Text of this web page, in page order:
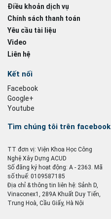
Điều khoản dịch vụ
Chính sách thanh toán
Yêu cầu tài liệu
Video
Liên hệ
Kết nối
Facebook
Google+
Youtube
Tìm chúng tôi trên facebook
TT đơn vị: Viện Khoa Học Công
Nghệ Xây Dựng ACUD
Số đăng ký hoạt động: A - 2363. Mã
số thuế: 0109587185
Địa chỉ & thông tin liên hệ: Sảnh D,
Vinaconex1, 289A Khuất Duy Tiến,
Trung Hoà, Cầu Giấy, Hà Nội